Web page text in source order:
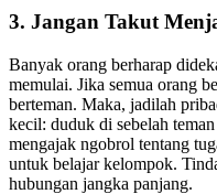
3. Jangan Takut
Banyak orang berharap
memulai. Jika semua orang
berteman. Maka, jadilah
kecil: duduk di sebelah
mengajak ngobrol tentang
untuk belajar kelompok.
hubungan jangka panjang.